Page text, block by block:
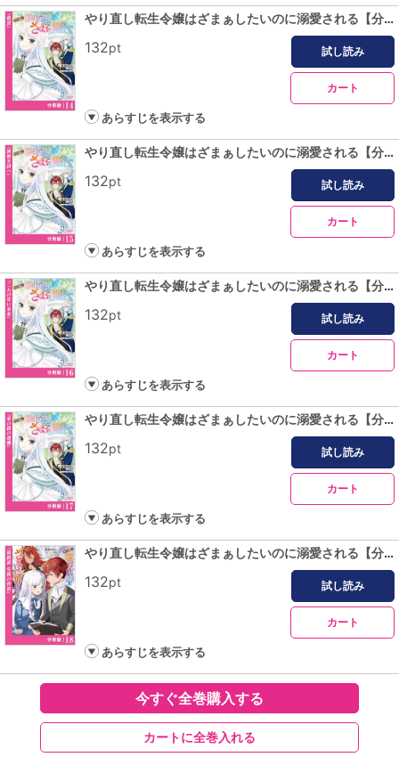
やり直し転生令嬢はざまぁしたいのに溺愛される【分冊版】 (ラワーレコミックス)14
132pt 試し読み
カート
あらすじを表示する
やり直し転生令嬢はざまぁしたいのに溺愛される【分冊版】 (ラワーレコミックス)15
132pt 試し読み
カート
あらすじを表示する
やり直し転生令嬢はざまぁしたいのに溺愛される【分冊版】 (ラワーレコミックス)16
132pt 試し読み
カート
あらすじを表示する
やり直し転生令嬢はざまぁしたいのに溺愛される【分冊版】 (ラワーレコミックス)17
132pt 試し読み
カート
あらすじを表示する
やり直し転生令嬢はざまぁしたいのに溺愛される【分冊版】 (ラワーレコミックス)18
132pt 試し読み
カート
あらすじを表示する
今すぐ全巻購入する
カートに全巻入れる